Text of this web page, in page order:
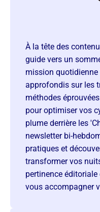
À la tête des
guide vers un
mission
approfondis sur les
méthodes
pour optimiser vos
plume derrière les
newsletter bi-
pratiques et
transformer vos
pertinence
vous accompagner